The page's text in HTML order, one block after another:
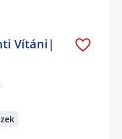
Vítáni|